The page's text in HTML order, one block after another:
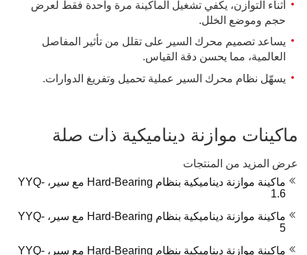
أثناء التوازن، يكفي تشغيل الماكينة مرة واحدة فقط لعرض
حجم وموضع الخلل.
يساعد تصميم محرك السير على تقلل من تأثير المفاصل
العالمية، مما يحسن دقة القياس.
يسهّل نظام محرك السير عملية تحميل وتفريغ الدوارات.
ماكينات موازنة ديناميكية ذات صلة
عرض المزيد من المنتجات
ماكينة موازنة ديناميكية بنظام Hard-Bearing مع سير، YYQ-
1.6
ماكينة موازنة ديناميكية بنظام Hard-Bearing مع سير، YYQ-
5
ماكينة موازنة ديناميكية بنظام Hard-Bearing مع سير، YYQ-